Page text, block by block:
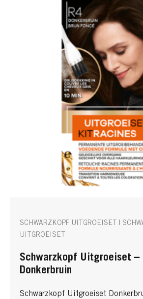
SCHWARZKOPF UITGROEISET |
UITGROEISET
Schwarzkopf Uitgroeiset –
Donkerbruin
Schwarzkopf Uitgroeiset